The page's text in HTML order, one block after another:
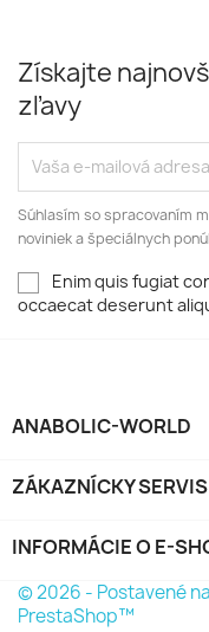
Získajte
zľavy
Súhlasím so spracovaním
noviniek a špeciálnych
Enim quis fugiat
occaecat deserunt
ANABOLIC-WORLD
ZÁKAZNÍCKY SERVIS
INFORMÁCIE O E-
© 2026 - Postavené
PrestaShop™